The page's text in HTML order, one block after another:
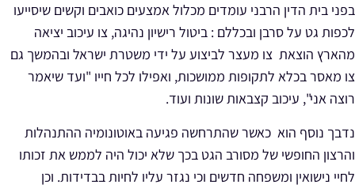
בפני בית הדין הרבני עומדים מכלול אמצעים כואבים וקשים שיסייעו
לכפות גט על סרבן ובכללם : ביטול רישיון נהיגה, צו עיכוב יציאה
מהארץ הוצאת צו מעצר לביצוע על ידי משטרת ישראל ובהמשך גם
צו מאסר בכלא לתקופות ממושכות, ואפילו לכל חייו "ועד שיאמר
רוצה אני", עיכוב קצבאות שונות ועוד.
נדבך נוסף הוא כאשר שהתרחשה פגיעה באוטונומיה ההתנהלות
והרצון החופשי של מסורב הגט בכך שלא יכול היה לממש את זכותו
לחיי נישואין ומשפחה חדשים וכי נגזר עליו לחיות בבדידות. וכן